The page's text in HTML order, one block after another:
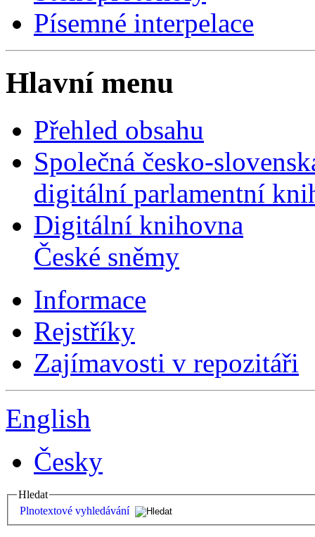
Písemné interpelace
Hlavní menu
Přehled obsahu
Společná česko-
digitální parlamentní
Digitální knihovna
České sněmy
Informace
Rejstříky
Zajímavosti v repozitáři
English
Česky
Hledat
Plnotextové vyhledávání